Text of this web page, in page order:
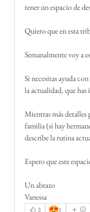
tener un espacio de
Quiero que en esta
Semanalmente voy a
Si necesitas ayuda
la actualidad, que has
Mientras más
familia (si hay
describe la rutina
Espero que este
Un abrazo
Vanessa
2 😍1